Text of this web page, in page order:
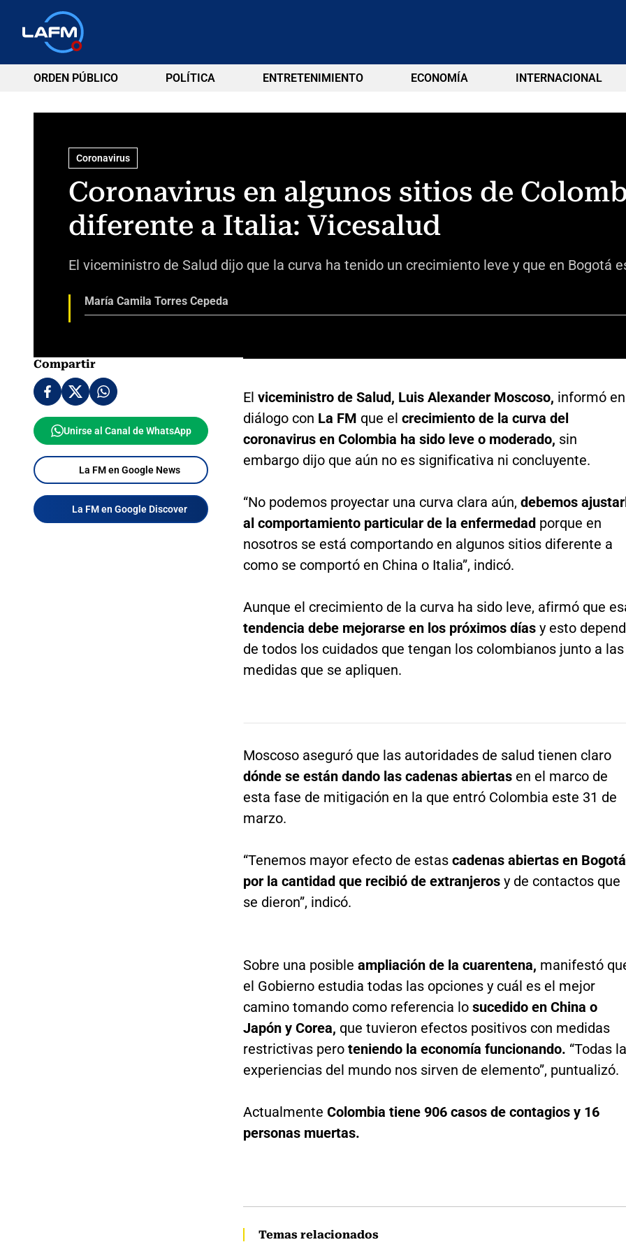
ORDEN PÚBLICO POLÍTICA ENTRETENIMIENTO ECONOMÍA INTERNACIONAL
Coronavirus
Coronavirus en algunos sitios de
diferente a Italia: Vicesalud
El viceministro de Salud dijo que la curva ha tenido un crecimiento leve y que en Bogotá
María Camila Torres Cepeda
Compartir
Unirse al Canal de WhatsApp
La FM en Google News
La FM en Google Discover
El viceministro de Salud, Luis Alexander Moscoso, informó en
diálogo con La FM que el crecimiento de la curva del
coronavirus en Colombia ha sido leve o moderado, sin
embargo dijo que aún no es significativa ni concluyente.
“No podemos proyectar una curva clara aún, debemos
al comportamiento particular de la enfermedad porque en
nosotros se está comportando en algunos sitios diferente a
como se comportó en China o Italia”, indicó.
Aunque el crecimiento de la curva ha sido leve, afirmó que
tendencia debe mejorarse en los próximos días y esto
de todos los cuidados que tengan los colombianos junto a las
medidas que se apliquen.
Moscoso aseguró que las autoridades de salud tienen claro
dónde se están dando las cadenas abiertas en el marco de
esta fase de mitigación en la que entró Colombia este 31 de
marzo.
“Tenemos mayor efecto de estas cadenas abiertas en Bogotá
por la cantidad que recibió de extranjeros y de contactos que
se dieron”, indicó.
Sobre una posible ampliación de la cuarentena, manifestó
el Gobierno estudia todas las opciones y cuál es el mejor
camino tomando como referencia losucedido en China o
Japón y Corea, que tuvieron efectos positivos con medidas
restrictivas peroteniendo la economía funcionando. “Todas
experiencias del mundo nos sirven de elemento”, puntualizó.
Actualmente Colombia tiene 906 casos de contagios y 16
personas muertas.
Temas relacionados